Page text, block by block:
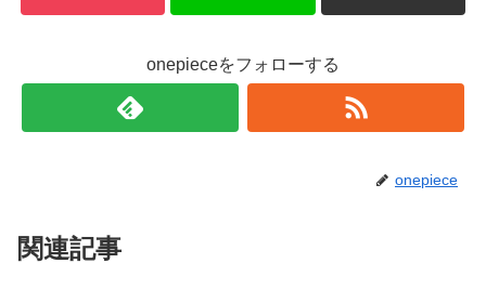
onepieceをフォローする
onepiece
関連記事